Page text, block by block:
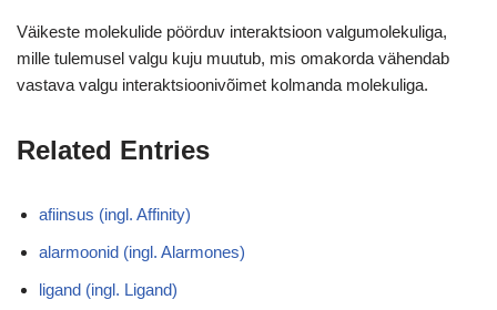
Väikeste molekulide pöörduv interaktsioon valgumolekuliga,
mille tulemusel valgu kuju muutub, mis omakorda vähendab
vastava valgu interaktsioonivõimet kolmanda molekuliga.
Related Entries
afiinsus (ingl. Affinity)
alarmoonid (ingl. Alarmones)
ligand (ingl. Ligand)